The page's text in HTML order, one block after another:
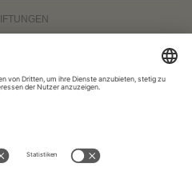
Werkstättenmit ca. 600 Beschäftigten